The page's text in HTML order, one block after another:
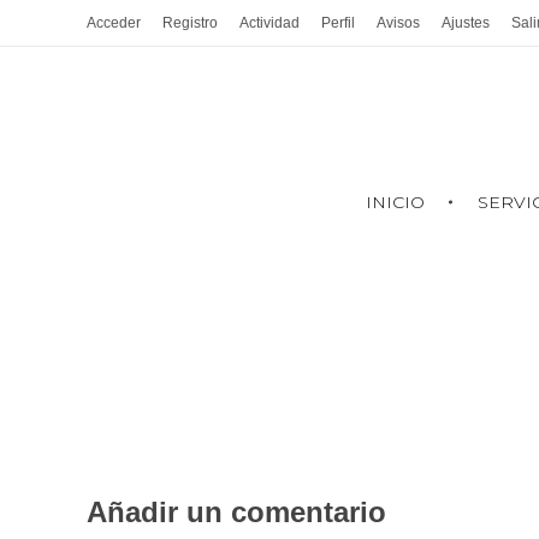
Acceder Registro Actividad Perfil Avisos Ajustes
INICIO
Añadir un comentario